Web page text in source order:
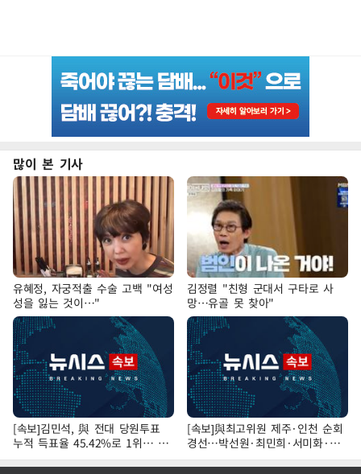
많이 본 기사
유혜정, 자궁적출 수술 고백 "여성
성을 잃는 것이…"
김정렬 "친형 군대서 구타로 사
망…유골 못 찾아"
[속보]김민석, 與 전대 당원투표
누적 득표율 45.42%로 1위… 정
청래 44.56%
[속보]與최고위원 제주·인천 순회
경선…박선원·최민희·서미화·한
민수·김용 순